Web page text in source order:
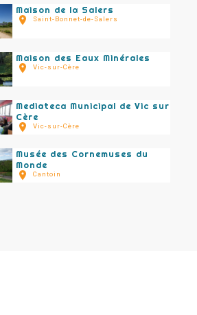
Maison de la Salers
Saint-Bonnet-de-Salers
Maison des Eaux Minérales
Vic-sur-Cère
Mediateca Municipal de Vic sur
Cère
Vic-sur-Cère
Musée des Cornemuses du
Monde
Cantoin